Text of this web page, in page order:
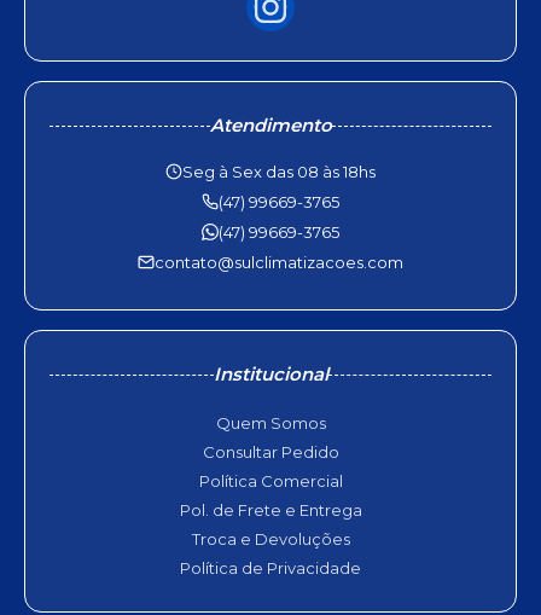
Atendimento
Seg à Sex das 08 às 18hs
(47) 99669-3765
(47) 99669-3765
contato@sulclimatizacoes.com
Institucional
Quem Somos
Consultar Pedido
Política Comercial
Pol. de Frete e Entrega
Troca e Devoluções
Política de Privacidade